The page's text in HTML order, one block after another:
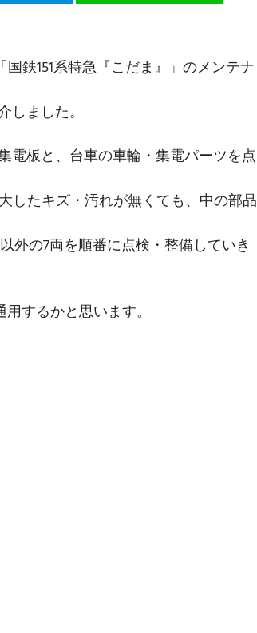
鉄151系特急『こだま』」のメンテナ
しました。
電板と、台車の車輪・集電パーツを点
したキズ・汚れが無くても、中の部品
外の7両を順番に点検・整備していき
するかと思います。